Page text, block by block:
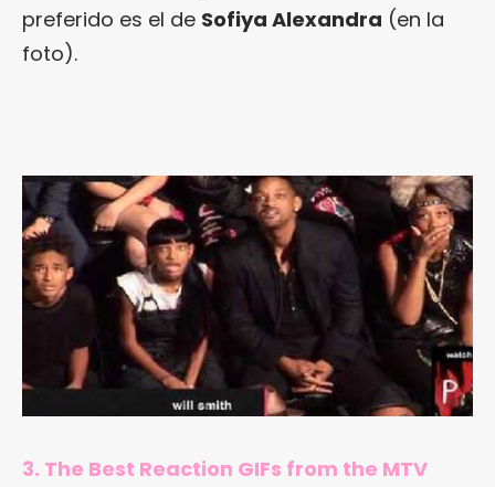
preferido es el de Sofiya Alexandra (en la
foto).
3. The Best Reaction GIFs from the MTV